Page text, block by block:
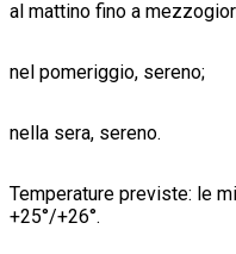
al mattino fino a
nel pomeriggio, sereno;
nella sera, sereno.
Temperature previste: le
+25°/+26°.